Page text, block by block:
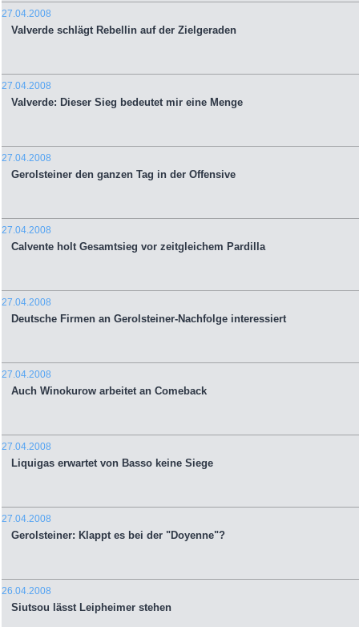
27.04.2008
Valverde schlägt Rebellin auf der Zielgeraden
27.04.2008
Valverde: Dieser Sieg bedeutet mir eine Menge
27.04.2008
Gerolsteiner den ganzen Tag in der Offensive
27.04.2008
Calvente holt Gesamtsieg vor zeitgleichem Pardilla
27.04.2008
Deutsche Firmen an Gerolsteiner-Nachfolge interessiert
27.04.2008
Auch Winokurow arbeitet an Comeback
27.04.2008
Liquigas erwartet von Basso keine Siege
27.04.2008
Gerolsteiner: Klappt es bei der "Doyenne"?
26.04.2008
Siutsou lässt Leipheimer stehen